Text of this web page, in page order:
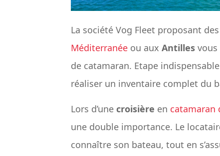
La société Vog Fleet proposant des
Méditerranée ou aux Antilles
de catamaran. Etape
réaliser un inventaire complet du
Lors d’une croisière en catamaran
une double importance. Le
connaître son bateau, tout en